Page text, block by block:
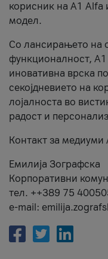
корисник на А1 Alfa
модел.
Со лансирањето на
функционалност,
иновативна врска
секојдневието на
лојалноста во
радост и
Контакт за медиуми
Емилија Зографска
Корпоративни
тел. ++389 75
e-mail: